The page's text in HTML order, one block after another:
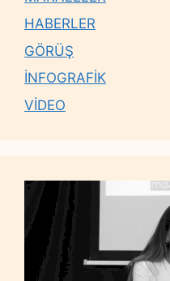
HABERLER
GÖRÜŞ
İNFOGRAFİK
VİDEO